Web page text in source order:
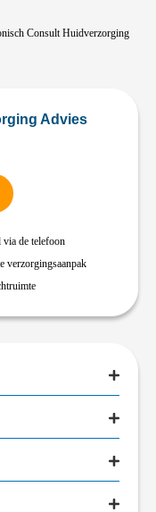
Consult Huidverzorging
Advies
via de telefoon
verzorgingsaanpak